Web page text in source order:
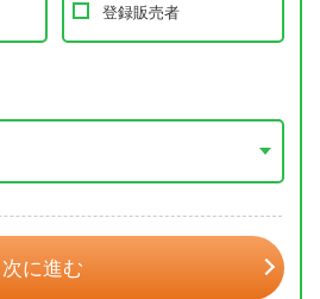
登録販売者
次に進む